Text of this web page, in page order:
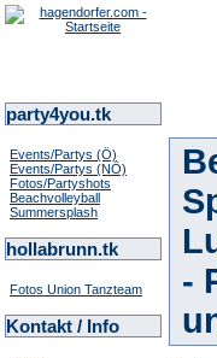
party4you.tk
Events/Partys (Ö)
Events/Partys (NÖ)
Fotos/Partyshots
Beachvolleyball
Summersplash
hollabrunn.tk
Fotos Union Tanzteam
Kontakt / Info
-